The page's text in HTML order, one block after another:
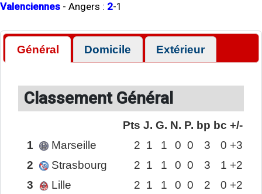
Valenciennes - Angers : 2-1
Général Domicile Extérieur
Classement Général
Pts J. G. N. P. bp bc +/-
1
Marseille 2 1 1 0 0 3 0 +3
2
Strasbourg 2 1 1 0 0 3 1 +2
3
Lille 2 1 1 0 0 2 0 +2